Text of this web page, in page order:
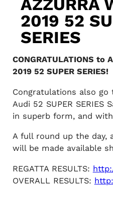
AZZURRA
2019 52
SERIES
CONGRATULATIONS
2019 52 SUPER SERIES!
Congratulations also
Audi 52 SUPER SERIES
in superb form, and
A full round up the day,
will be made available
REGATTA RESULTS:
OVERALL RESULTS: